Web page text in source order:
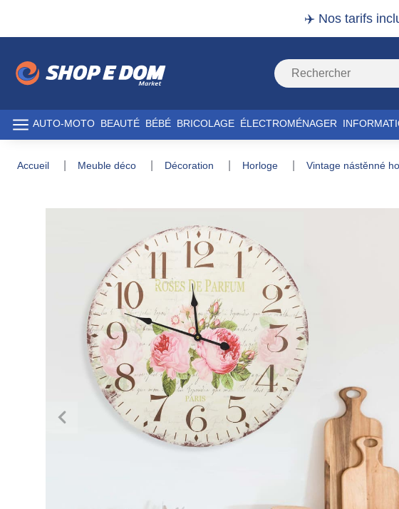
✈️ Nos tarifs
AUTO-MOTO BEAUTÉ BÉBÉ BRICOLAGE ÉLECTROMÉNAGER
accueil meuble déco décoration horloge vintage nástěnné